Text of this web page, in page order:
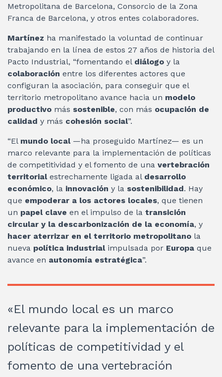
Metropolitana de Barcelona, Consorcio de la Zona
Franca de Barcelona, y otros entes colaboradores.
Martínez ha manifestado la voluntad de continuar
trabajando en la línea de estos 27 años de historia del
Pacto Industrial, “fomentando el diálogo y la
colaboración entre los diferentes actores que
configuran la asociación, para conseguir que el
territorio metropolitano avance hacia un modelo
productivo más sostenible, con más ocupación de
calidad y más cohesión social”.
“El mundo local—ha proseguido Martínez— es un
marco relevante para la implementación de políticas
de competitividad y el fomento de una vertebración
territorialestrechamente ligada al desarrollo
económico, la innovación y la sostenibilidad. Hay
que empoderar a los actores locales, que tienen
un papel clave en el impulso de la transición
circular y la descarbonización de la economía, y
hacer aterrizar en el territorio metropolitano la
nueva política industrialimpulsada por Europa que
avance en autonomía estratégica”.
«El mundo local es un marco
relevante para la implementación de
políticas de competitividad y el
fomento de una vertebración